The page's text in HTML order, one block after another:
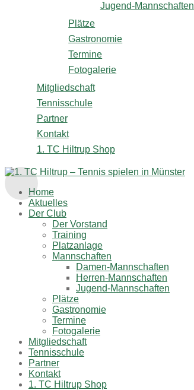
Jugend-Mannschaften
Plätze
Gastronomie
Termine
Fotogalerie
Mitgliedschaft
Tennisschule
Partner
Kontakt
1. TC Hiltrup Shop
Home
Aktuelles
Der Club
Der Vorstand
Training
Platzanlage
Mannschaften
Damen-Mannschaften
Herren-Mannschaften
Jugend-Mannschaften
Plätze
Gastronomie
Termine
Fotogalerie
Mitgliedschaft
Tennisschule
Partner
Kontakt
1. TC Hiltrup Shop